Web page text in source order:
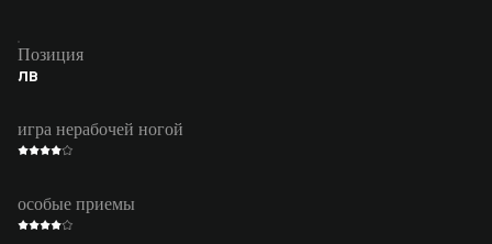
Позиция
ЛВ
игра нерабочей ногой
особые приемы